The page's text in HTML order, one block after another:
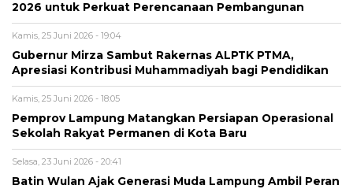
2026 untuk Perkuat Perencanaan Pembangunan
Kamis, 25 Juni 2026 - 19:04
Gubernur Mirza Sambut Rakernas ALPTK PTMA,
Apresiasi Kontribusi Muhammadiyah bagi Pendidikan
Kamis, 25 Juni 2026 - 18:05
Pemprov Lampung Matangkan Persiapan Operasional
Sekolah Rakyat Permanen di Kota Baru
Selasa, 23 Juni 2026 - 20:41
Batin Wulan Ajak Generasi Muda Lampung Ambil Peran